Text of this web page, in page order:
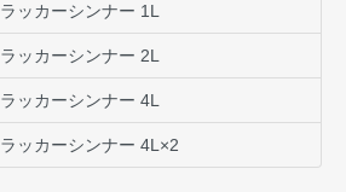
ラッカーシンナー 1L
ラッカーシンナー 2L
ラッカーシンナー 4L
ラッカーシンナー 4L×2